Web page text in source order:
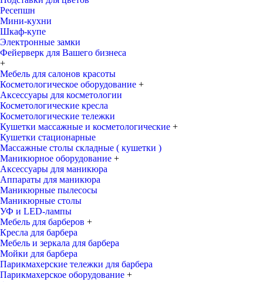
Ресепшн
Мини-кухни
Шкаф-купе
Электронные замки
Фейерверк для Вашего бизнеса
+
Мебель для салонов красоты
Косметологическое оборудование +
Аксессуары для косметологии
Косметологические кресла
Косметологические тележки
Кушетки массажные и косметологические +
Кушетки стационарные
Массажные столы складные ( кушетки )
Маникюрное оборудование +
Аксессуары для маникюра
Аппараты для маникюра
Маникюрные пылесосы
Маникюрные столы
УФ и LED-лампы
Мебель для барберов +
Кресла для барбера
Мебель и зеркала для барбера
Мойки для барбера
Парикмахерские тележки для барбера
Парикмахерское оборудование +